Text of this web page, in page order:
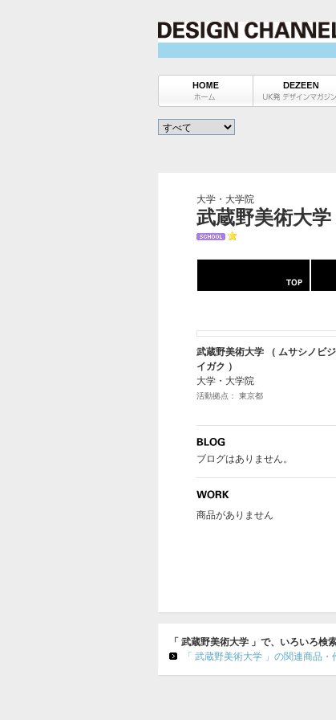
大学・大学院
武蔵野美術大
武蔵野美術大学 （ ムサシノビ
イガク ）
大学・大学院
活動拠点： 東京都
ブログはありません。
商品がありません
「 武蔵野美術大学 」で、いろいろ検
「 武蔵野美術大学 」の関連商品・